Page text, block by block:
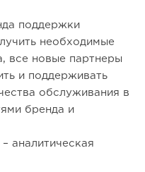
поддержки
необходимые
все новые партнеры
и поддерживать
обслуживания в
бренда и
аналитическая